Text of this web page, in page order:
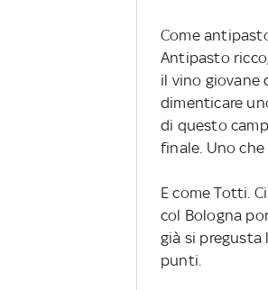
Come
Antipasto
il vino giovane
dimenticare
di questo
finale. Uno
E come Totti.
col Bologna
già si
punti.